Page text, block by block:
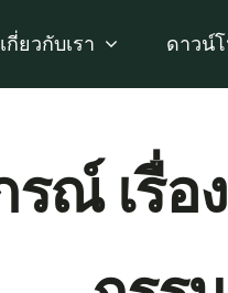
เกี่ยวกับเรา ดาวน์
ณ์ เรื่อ